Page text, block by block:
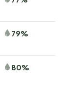
79%
80%